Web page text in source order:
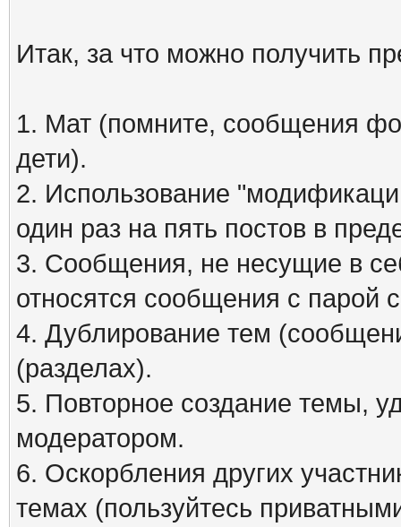
Итак, за что можно получить
1. Мат (помните, сообщения
дети).
2. Использование
один раз на пять постов в
3. Сообщения, не несущие в
относятся сообщения с парой
4. Дублирование тем
(разделах).
5. Повторное создание темы,
модератором.
6. Оскорбления других
темах (пользуйтесь